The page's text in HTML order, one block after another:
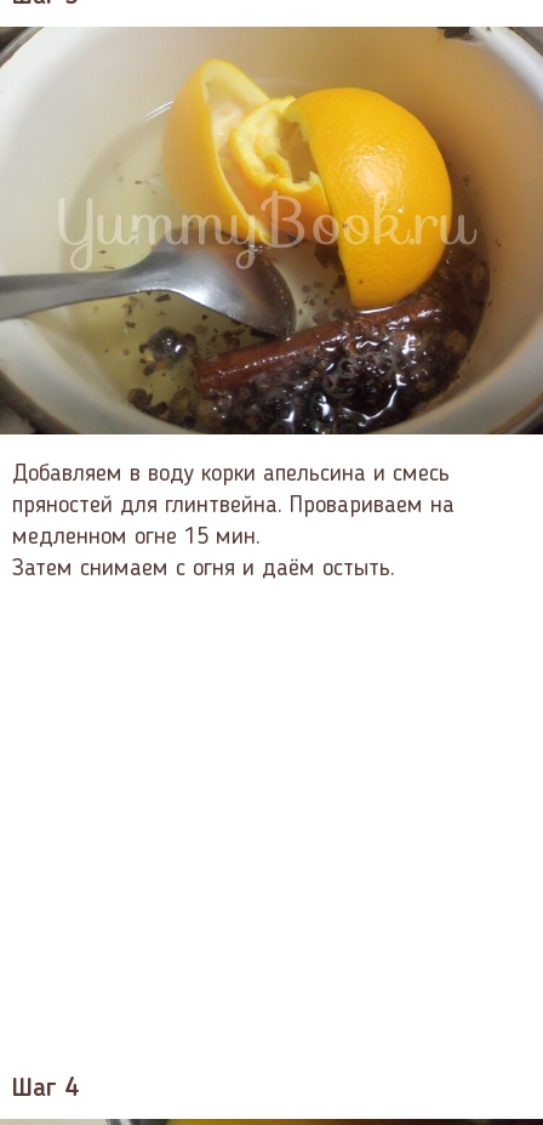
Добавляем в воду корки апельсина и смесь
пряностей для глинтвейна. Провариваем на
медленном огне 15 мин.
Затем снимаем с огня и даём остыть.
Шаг 4